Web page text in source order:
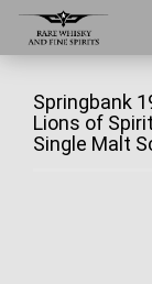
Springbank
Lions of
Single Malt